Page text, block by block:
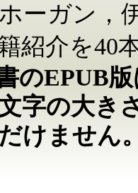
ーガン，
紹介を40
のEPUB
字の大き
けません